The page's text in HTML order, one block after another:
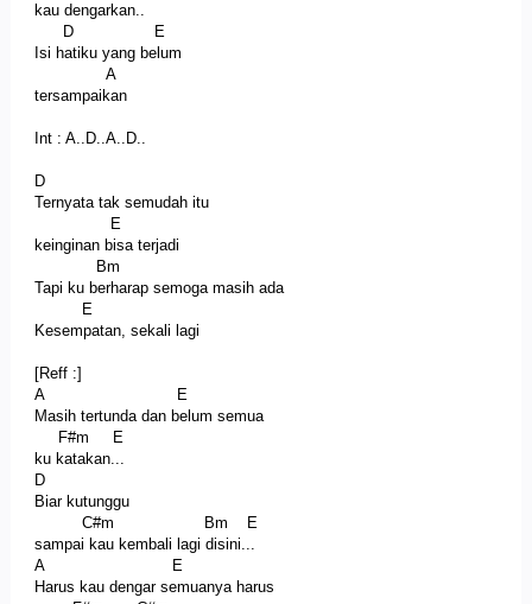
kau dengarkan..
D E
Isi hatiku yang belum
A
tersampaikan
Int : A..D..A..D..
D
Ternyata tak semudah itu
E
keinginan bisa terjadi
Bm
Tapi ku berharap semoga masih ada
E
Kesempatan, sekali lagi
[Reff :]
A E
Masih tertunda dan belum semua
F#m E
ku katakan...
D
Biar kutunggu
C#m Bm E
sampai kau kembali lagi disini...
A E
Harus kau dengar semuanya harus